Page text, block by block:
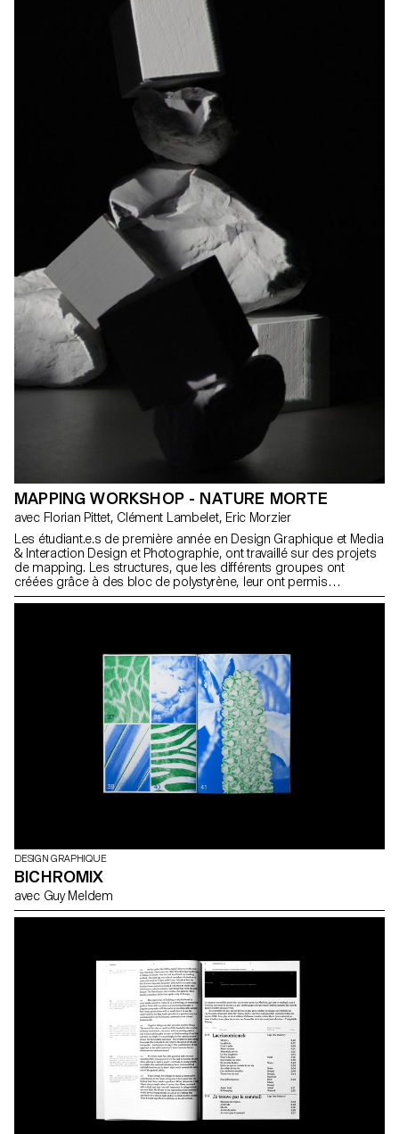
MAPPING WORKSHOP - NATURE MORTE
avec Florian Pittet, Clément Lambelet, Eric Morzier
Les étudiant.e.s de première année en Design Graphique et Media
& Interaction Design et Photographie, ont travaillé sur des projets
de mapping. Les structures, que les différents groupes ont
créées grâce à des bloc de polystyrène, leur ont permis
d'expérimenter et de créer des contenus vidéo, 2D et 3D tout en
DESIGN GRAPHIQUE
BICHROMIX
avec Guy Meldem